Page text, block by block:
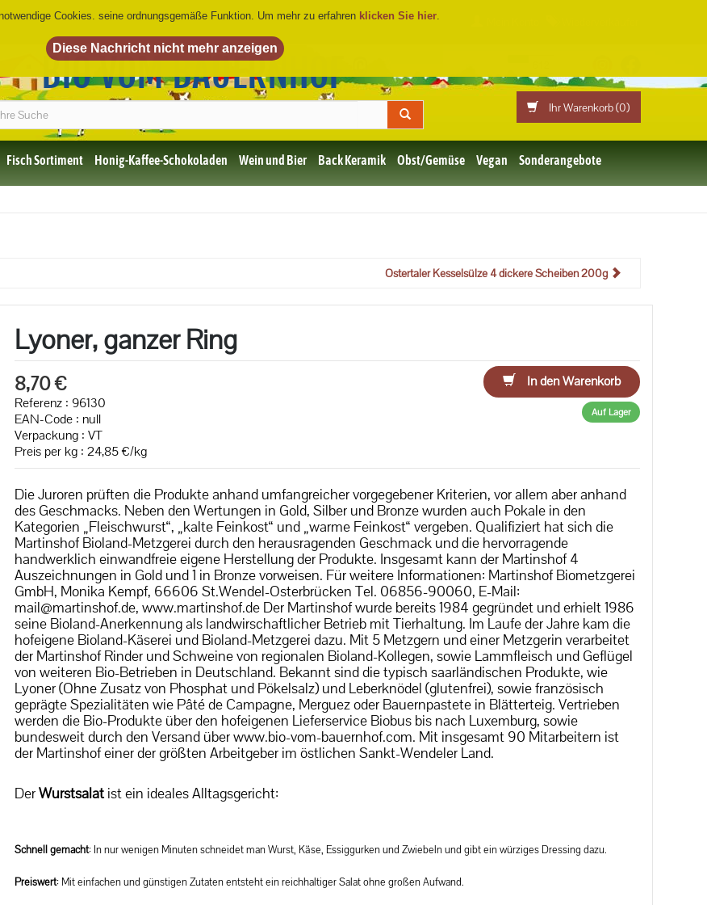
BIO VOM BAUERNHOF
Ihr Warenkorb (0)
Fisch Sortiment Honig-Kaffee-Schokoladen Wein und Bier Back Keramik Obst/Gemüse Vegan Sonderangebote
Ostertaler Kesselsülze 4 dickere Scheiben 200g
Lyoner, ganzer Ring
8,70 €
In den Warenkorb
Referenz : 96130
EAN-Code : null
Verpackung : VT
Preis per kg : 24,85 €/kg
Auf Lager
Die Juroren prüften die Produkte anhand umfangreicher vorgegebener Kriterien, vor allem aber anhand
des Geschmacks. Neben den Wertungen in Gold, Silber und Bronze wurden auch Pokale in den
Kategorien „Fleischwurst“, „kalte Feinkost“ und „warme Feinkost“ vergeben. Qualifiziert hat sich die
Martinshof Bioland-Metzgerei durch den herausragenden Geschmack und die hervorragende
handwerklich einwandfreie eigene Herstellung der Produkte. Insgesamt kann der Martinshof 4
Auszeichnungen in Gold und 1 in Bronze vorweisen. Für weitere Informationen: Martinshof Biometzgerei
GmbH, Monika Kempf, 66606 St.Wendel-Osterbrücken Tel. 06856-90060, E-Mail:
mail@martinshof.de, www.martinshof.de Der Martinshof wurde bereits 1984 gegründet und erhielt 1986
seine Bioland-Anerkennung als landwirschaftlicher Betrieb mit Tierhaltung. Im Laufe der Jahre kam die
hofeigene Bioland-Käserei und Bioland-Metzgerei dazu. Mit 5 Metzgern und einer Metzgerin verarbeitet
der Martinshof Rinder und Schweine von regionalen Bioland-Kollegen, sowie Lammfleisch und Geflügel
von weiteren Bio-Betrieben in Deutschland. Bekannt sind die typisch saarländischen Produkte, wie
Lyoner (Ohne Zusatz von Phosphat und Pökelsalz) und Leberknödel (glutenfrei), sowie französisch
geprägte Spezialitäten wie Pâté de Campagne, Merguez oder Bauernpastete in Blätterteig. Vertrieben
werden die Bio-Produkte über den hofeigenen Lieferservice Biobus bis nach Luxemburg, sowie
bundesweit durch den Versand über www.bio-vom-bauernhof.com. Mit insgesamt 90 Mitarbeitern ist
der Martinshof einer der größten Arbeitgeber im östlichen Sankt-Wendeler Land.
DerWurstsalatist ein ideales Alltagsgericht:
Schnell gemacht: In nur wenigen Minuten schneidet man Wurst, Käse, Essiggurken und Zwiebeln und gibt ein würziges Dressing dazu.
Preiswert: Mit einfachen und günstigen Zutaten entsteht ein reichhaltiger Salat ohne großen Aufwand.
Cookies. seine ordnungsgemäße Funktion. Um mehr zu erfahren klicken Sie hier.